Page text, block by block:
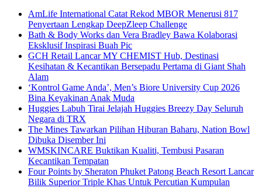
AmLife International Catat Rekod MBOR Menerusi 817
Penyertaan Lengkap DeepZleep Challenge
Bath & Body Works dan Vera Bradley Bawa Kolaborasi
Eksklusif Inspirasi Buah Pic
GCH Retail Lancar MY CHEMIST Hub, Destinasi
Kesihatan & Kecantikan Bersepadu Pertama di Giant Shah
Alam
‘Kontrol Game Anda’, Men’s Biore University Cup 2026
Bina Keyakinan Anak Muda
Huggies Labuh Tirai Jelajah Huggies Breezy Day Seluruh
Negara di TRX
The Mines Tawarkan Pilihan Hiburan Baharu, Nation Bowl
Dibuka Disember Ini
WMSKINCARE Buktikan Kualiti, Tembusi Pasaran
Kecantikan Tempatan
Four Points by Sheraton Phuket Patong Beach Resort Lancar
Bilik Superior Triple Khas Untuk Percutian Kumpulan